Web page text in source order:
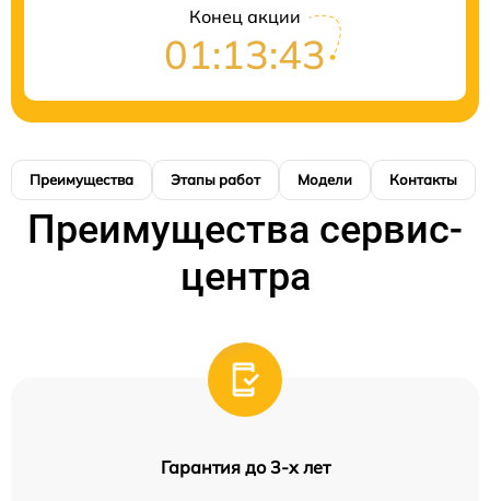
Конец акции
01:13:43
Преимущества Этапы работ Модели Контакты
Преимущества сервис-
центра
Гарантия до 3-х лет